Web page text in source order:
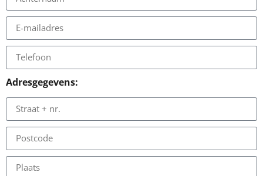
Adresgegevens: